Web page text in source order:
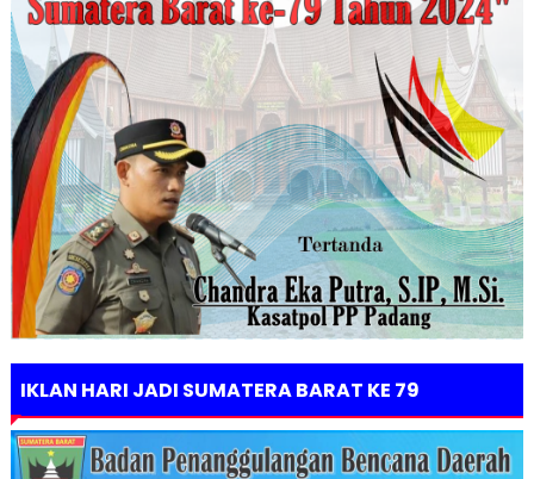
IKLAN HARI JADI SUMATERA BARAT KE 79